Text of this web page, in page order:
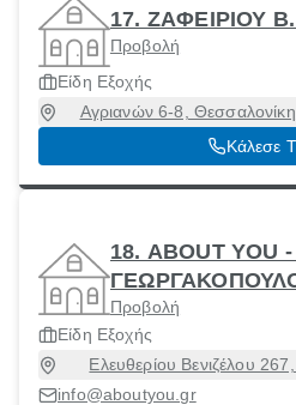
17. ΖΑΦΕΙΡΙΟΥ
Προβολή
Είδη Εξοχής
Αγριανών 6-8,
54453
Κάλεσε
18. ABOUT
Προβολή
Είδη Εξοχής
Ελευθερίου Βενιζέλου
Καλλιθέα,
info@aboutyou.gr